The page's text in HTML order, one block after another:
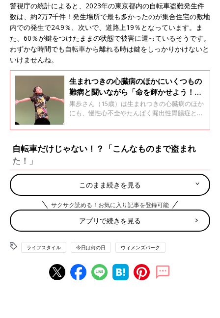
警視庁の統計によると、2023年の東京都内の自転車盗難発生件
数は、約2万7千件！発生場所で最も多かったのが集合住宅の敷地
内での発生で24.9％、次いで、道路上19％となっています。ま
た、60％が鍵をつけたままの状態で被害に遭っているそうです。
わずかな時間でも自転車から離れる時は鍵をしっかりかけないと
いけませんね。
生まれつきの心臓病のほかにいくつもの
難病と闘いながら「命を輝かせよう！」
とチャレンジを続ける15歳。娘の命への
母の思い【体験談】
果歩さん（15歳）は生まれつきの心臓病のほか
にも、慢性心不全やたんぱく漏出性胃腸症とい
きに「５年後の姿は想像できない」と宣告され
う！」とさまざまなチャレンジをするように。
自転車だけじゃない！？「こんなものまで盗まれ
た！」
口コミサイト『ウィメンズパーク』でも自転車を盗まれたママた
ちがたくさんいます。
「奈良県で盗まれ、兵庫県の西の端で見つかりました。警察の方
が運んで来てくださったのですが、なんだか申し訳なかったで
つかりました。犯人は40kmも走ったの！？遠いので引き取りに
行くのが大変でしたが、ほぼ無傷で返ってきました」
このまま続きを見る
サクサク読める！お気に入り記事を登録可能
アプリで続きを見る
ライフスタイル 今日は何の日 ウィメンズパーク